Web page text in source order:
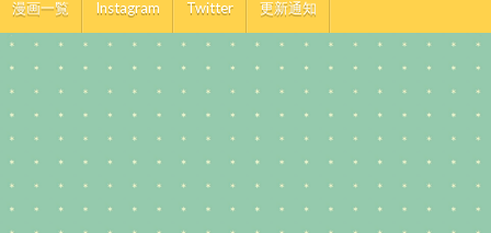
漫画一覧 Instagram Twitter 更新通知